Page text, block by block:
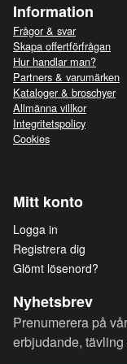
Information
Frågor & svar
Skapa offertförfrågan
Hur handlar man?
Partners & varumärken
Kataloger & broschyer
Allmänna villkor
Integritetspolicy
Cookies
Mitt konto
Logga in
Registrera dig
Glömt lösenord?
Nyhetsbrev
Prenumerera på
erbjudande,